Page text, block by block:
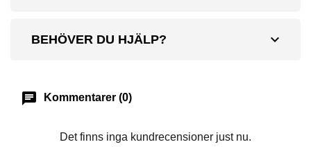
expand_more
BEHÖVER DU HJÄLP?
chat Kommentarer (0)
Det finns inga kundrecensioner just nu.